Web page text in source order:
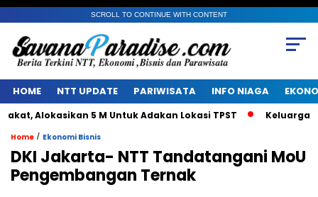
SCROLL TO CONTINUE WITH CONTENT
HOME NTT UPDATE PARIWISATA INFO NIAGA
Alokasikan 5 M Untuk Adakan Lokasi TPST Keluarga Alm
Home / Ekonomi Bisnis
DKI Jakarta- NTT Tandatangani MoU
Pengembangan Ternak